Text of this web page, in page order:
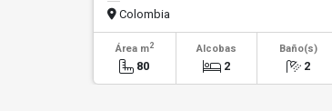
Colombia
Área m2
80
Alcobas
2
Baño(s)
2